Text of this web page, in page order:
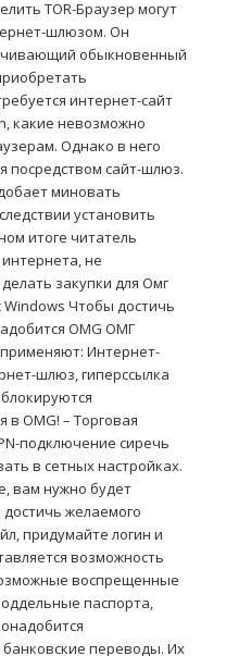
TOR-Браузер могут
шлюзом. Он
обыкновенный
интернет-сайт
какие невозможно
Однако в него
посредством сайт-шлюз.
миновать
установить
итоге читатель
не
закупки для Омг
Чтобы достичь
OMG ОМГ
Интернет-
шлюз, гиперссылка
OMG! – Торговая
подключение сиречь
в сетных настройках.
вам нужно будет
желаемого
придумайте логин и
возможность
воспрещенные
паспорта,
переводы. Их